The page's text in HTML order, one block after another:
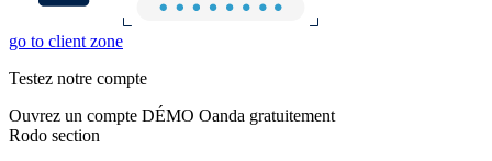
go to client zone
Testez notre compte
Ouvrez un compte DÉMO Oanda gratuitement
Rodo section